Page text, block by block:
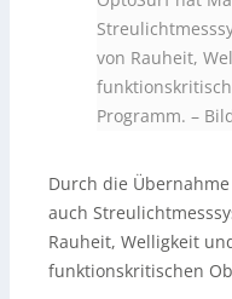
von Rauheit,
Programm. –
Durch die
auch
Rauheit, Welligkeit
funktionskritischen